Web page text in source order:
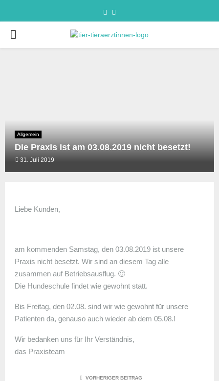
Allgemein
Die Praxis ist am 03.08.2019 nicht besetzt!
31. Juli 2019
Liebe Kunden,
am kommenden Samstag, den 03.08.2019 ist unsere
Praxis nicht besetzt. Wir sind an diesem Tag alle
zusammen auf Betriebsausflug. 🙂
Die Hundeschule findet wie gewohnt statt.
Bis Freitag, den 02.08. sind wir wie gewohnt für unsere
Patienten da, genauso auch wieder ab dem 05.08.!
Wir bedanken uns für Ihr Verständnis,
das Praxisteam
VORHERIGER BEITRAG